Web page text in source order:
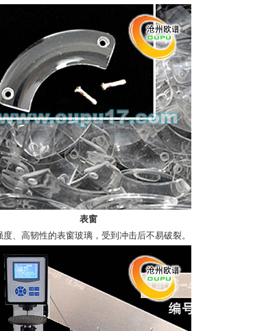
表窗
度、高韧性的表窗玻璃，受到冲击后不易破裂。